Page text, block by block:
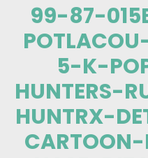
99-87-
5-K-
HUNTERS-
HUNTRX-